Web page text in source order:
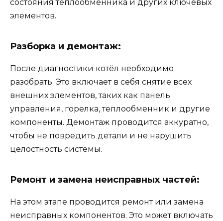
состояния теплообменника и других ключевых
элементов.
Разборка и демонтаж:
После диагностики котёл необходимо
разобрать. Это включает в себя снятие всех
внешних элементов, таких как панель
управления, горелка, теплообменник и другие
компоненты. Демонтаж проводится аккуратно,
чтобы не повредить детали и не нарушить
целостность системы.
Ремонт и замена неисправных частей:
На этом этапе проводится ремонт или замена
неисправных компонентов. Это может включать